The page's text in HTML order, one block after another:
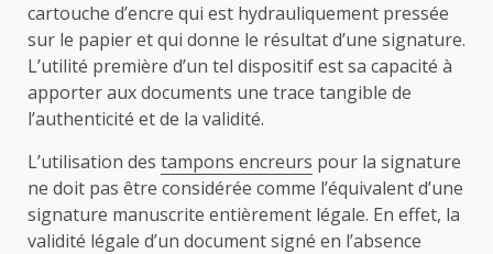
cartouche d’encre qui est hydrauliquement pressée
sur le papier et qui donne le résultat d’une signature.
L’utilité première d’un tel dispositif est sa capacité à
apporter aux documents une trace tangible de
l’authenticité et de la validité.
L’utilisation des tampons encreurs pour la signature
ne doit pas être considérée comme l’équivalent d’une
signature manuscrite entièrement légale. En effet, la
validité légale d’un document signé en l’absence